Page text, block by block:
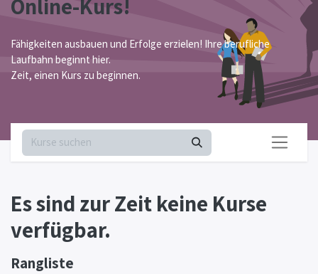
Online-Kurs!
Fähigkeiten ausbauen und Erfolge erzielen! Ihre berufliche
Laufbahn beginnt hier.
Zeit, einen Kurs zu beginnen.
Rangliste
Es sind zur Zeit keine Kurse
verfügbar.